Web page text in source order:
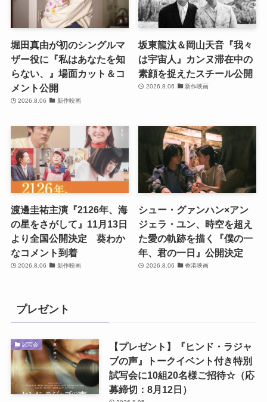
堀田真由が初のシングルマ
ザー役に『私はあなたを知
らない、』場面カット＆コ
メント公開
2026.8.06 新作映画
坂東龍汰＆岡山天音『我々
は宇宙人』カンヌ滞在中の
素顔を捉えたスチール公開
2026.8.06 新作映画
渡邊圭祐主演『2126年、海
の星をさがして』11月13日
より全国公開決定 葵わか
なコメント到着
2026.8.06 新作映画
シュー・グァンハン×アン
ジェラ・ユン、時空を超え
た愛の軌跡を描く『僕の一
年、君の一日』公開決定
2026.8.06 香港映画
プレゼント
試写会
【プレゼント】『ヒンド・ラジャ
ブの声』トークイベント付き特別
試写会に10組20名様ご招待☆（応
募締切：8月12日）